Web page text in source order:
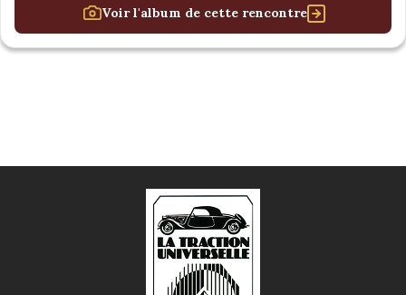
Voir l'album de cette rencontre